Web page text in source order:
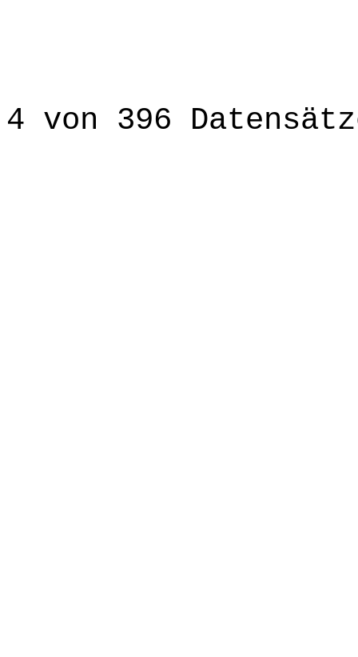
4 von 396